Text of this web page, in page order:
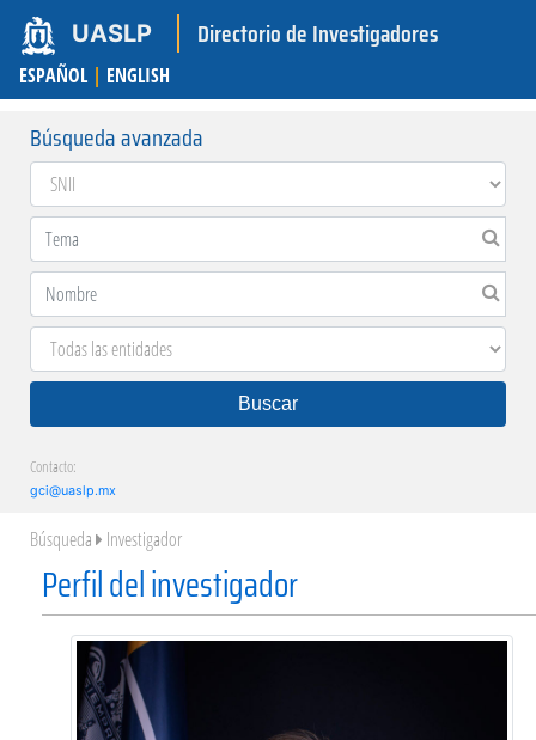
UASLP Directorio de Investigadores
ESPAÑOL | ENGLISH
Búsqueda avanzada
Buscar
Contacto:
gci@uaslp.mx
Búsqueda Investigador
Perfil del investigador